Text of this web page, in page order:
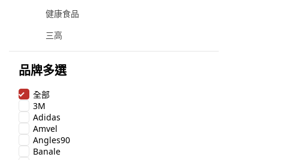
健康食品
三高
品牌多選
全部
3M
Adidas
Amvel
Angles90
Banale